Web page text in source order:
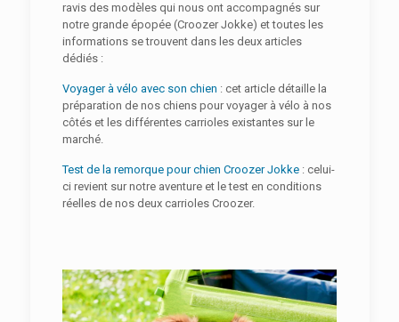
ravis des modèles qui nous ont accompagnés sur
notre grande épopée (Croozer Jokke) et toutes les
informations se trouvent dans les deux articles
dédiés :
Voyager à vélo avec son chien : cet article détaille la
préparation de nos chiens pour voyager à vélo à nos
côtés et les différentes carrioles existantes sur le
marché.
Test de la remorque pour chien Croozer Jokke: celui-
ci revient sur notre aventure et le test en conditions
réelles de nos deux carrioles Croozer.